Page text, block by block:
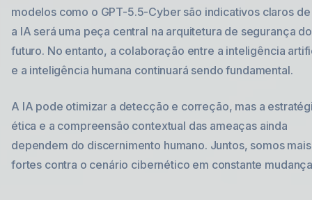
modelos como o GPT-5.5-Cyber são indicativos claros
a IA será uma peça central na arquitetura de segurança do
futuro. No entanto, a colaboração entre a inteligência
e a inteligência humana continuará sendo fundamental.
A IA pode otimizar a detecção e correção, mas a
ética e a compreensão contextual das ameaças ainda
dependem do discernimento humano. Juntos, somos mais
fortes contra o cenário cibernético em constante